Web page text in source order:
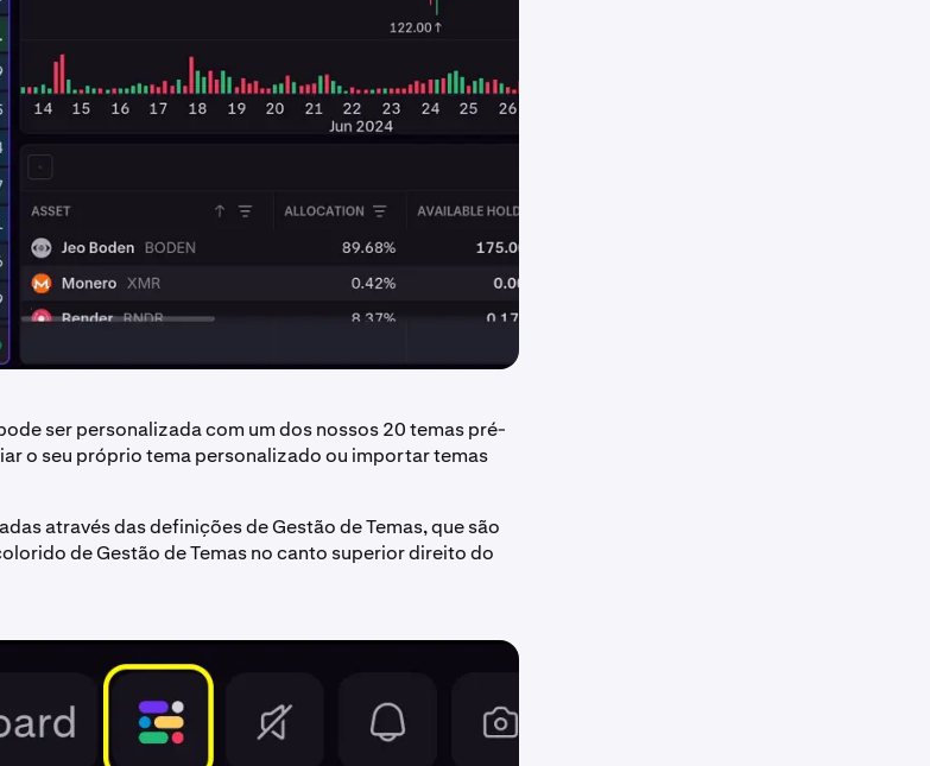
ser personalizada com um dos nossos 20 temas pré-
o seu próprio tema personalizado ou importar temas
através das definições de Gestão de Temas, que são
de Gestão de Temas no canto superior direito do